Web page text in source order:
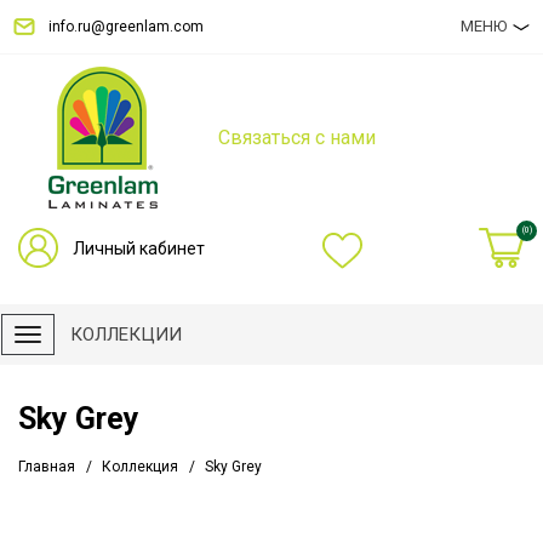
info.ru@greenlam.com МЕНЮ
Связаться с нами
Личный кабинет
(0)
КОЛЛЕКЦИИ
Sky Grey
Главная Коллекция Sky Grey